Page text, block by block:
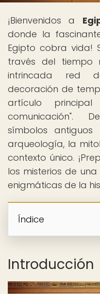
¡Bienvenidos a
donde la
Egipto cobra vida!
través del tiempo
intrincada red
decoración de
artículo
comunicación".
símbolos
arqueología, la
contexto único.
los misterios de
enigmáticas de la
Índice
Introducción